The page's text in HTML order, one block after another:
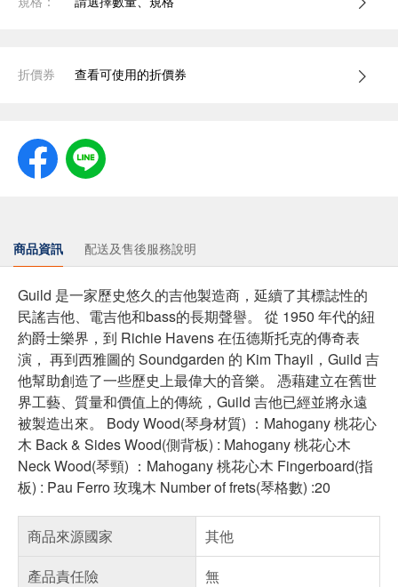
折價券 查看可使用的折價券
商品資訊 配送及售後服務說明
Guild 是一家歷史悠久的吉他製造商，延續了其標誌性的
民謠吉他、電吉他和bass的長期聲譽。 從 1950 年代的紐
約爵士樂界，到 Richie Havens 在伍德斯托克的傳奇表
演， 再到西雅圖的 Soundgarden 的 Kim Thayil，Guild 吉
他幫助創造了一些歷史上最偉大的音樂。 憑藉建立在舊世
界工藝、質量和價值上的傳統，Guild 吉他已經並將永遠
被製造出來。 Body Wood(琴身材質) ：Mahogany 桃花心
木 Back & Sides Wood(側背板) : Mahogany 桃花心木
Neck Wood(琴頸) ：Mahogany 桃花心木 Fingerboard(指
板) : Pau Ferro 玫瑰木 Number of frets(琴格數) :20
商品來源國家
其他
產品責任險
無